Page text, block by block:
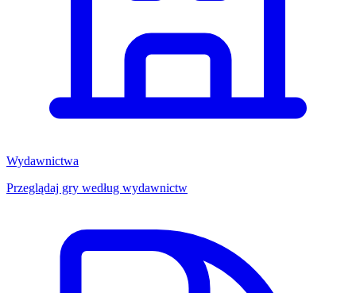
Wydawnictwa
Przeglądaj gry według wydawnictw